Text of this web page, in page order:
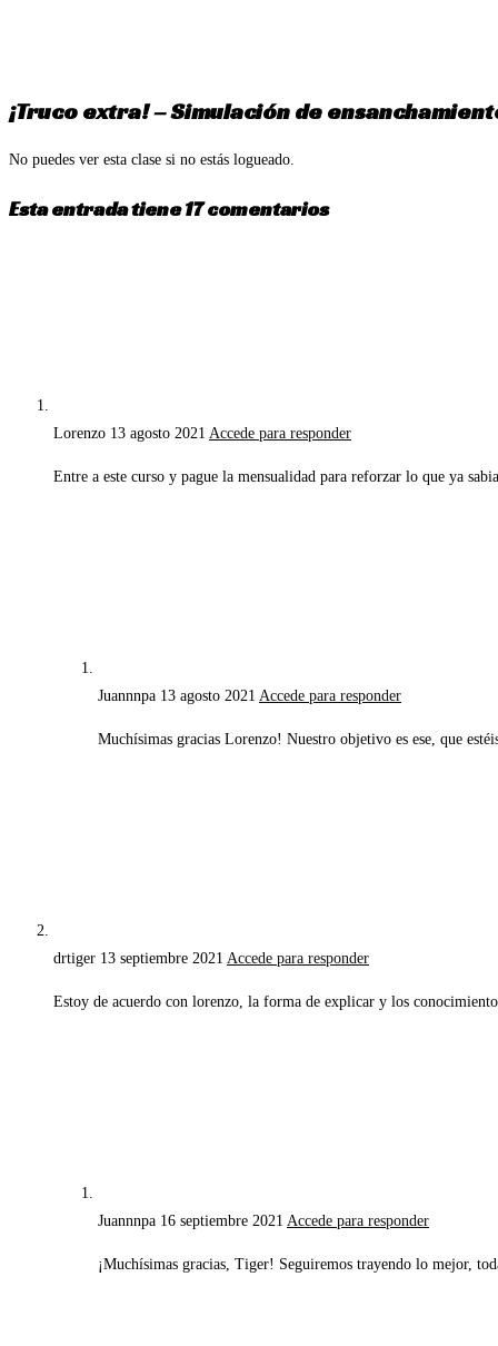
¡Truco extra! – Simulación de
No puedes ver esta clase si no estás logueado.
Esta entrada tiene 17 comentarios
Lorenzo 13 agosto 2021 Accede para responder
Entre a este curso y pague la mensualidad para reforzar lo que ya
Juannnpa 13 agosto 2021 Accede para responder
Muchísimas gracias Lorenzo! Nuestro objetivo es ese, que
drtiger 13 septiembre 2021 Accede para responder
Estoy de acuerdo con lorenzo, la forma de explicar y los
Juannnpa 16 septiembre 2021 Accede para responder
¡Muchísimas gracias, Tiger! Seguiremos trayendo lo mejor,